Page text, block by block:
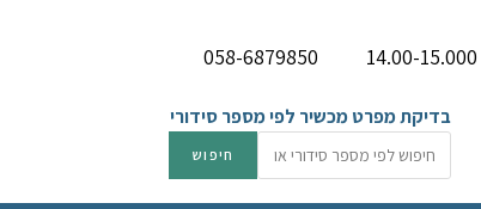
058-6879850
בדיקת מפרט מכשיר לפי מספר סידורי